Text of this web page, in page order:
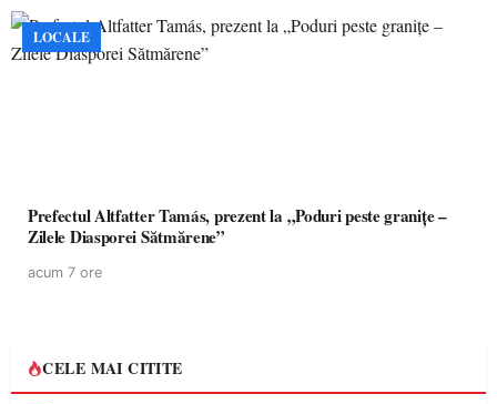
LOCALE
Prefectul Altfatter Tamás, prezent la „Poduri peste granițe –
Zilele Diasporei Sătmărene”
acum 7 ore
CELE MAI CITITE